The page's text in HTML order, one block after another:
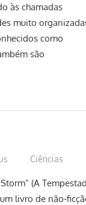
às chamadas
muito
como
são
Ciências
(A
livro de não-